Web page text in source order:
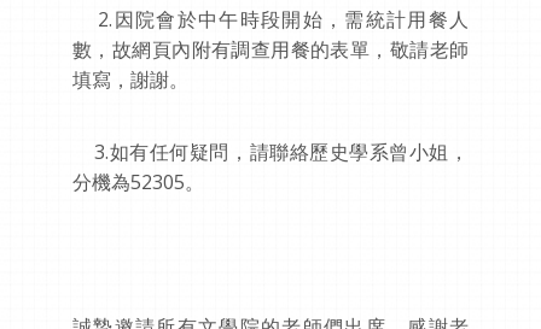
2.因院會於中午時段開始，需統計用餐人
數，故網頁內附有調查用餐的表單，敬請老師
填寫，謝謝。
3.如有任何疑問，請聯絡歷史學系曾小姐，
分機為52305。